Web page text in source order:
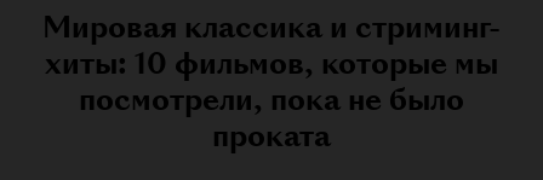
Мировая классика и стриминг-
хиты: 10 фильмов, которые мы
посмотрели, пока не было
проката